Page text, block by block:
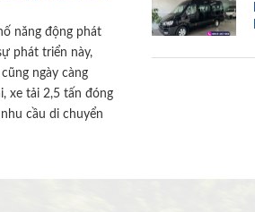
năng động phát
phát triển này,
ngày càng
xe tải 2,5 tấn đóng
cầu di chuyển